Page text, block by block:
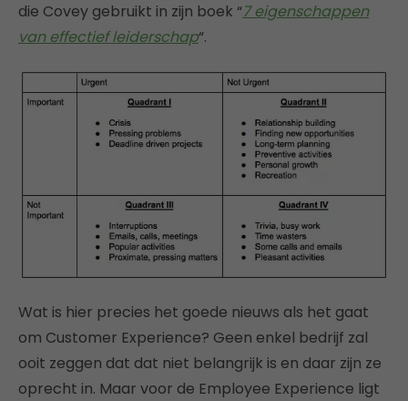
die Covey gebruikt in zijn boek “7 eigenschappen
van effectief leiderschap“.
Wat is hier precies het goede nieuws als het gaat
om Customer Experience? Geen enkel bedrijf zal
ooit zeggen dat dat niet belangrijk is en daar zijn ze
oprecht in. Maar voor de Employee Experience ligt